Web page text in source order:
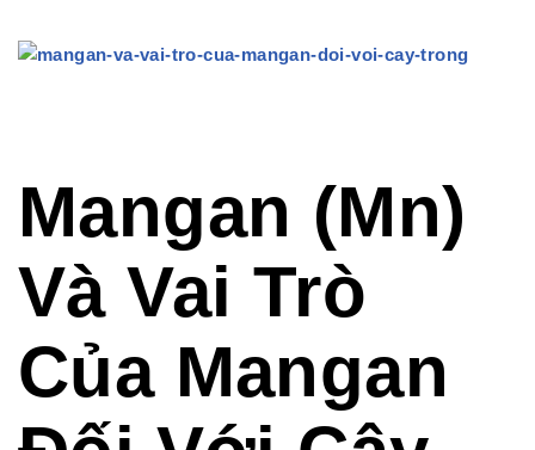
Mangan (Mn)
Và Vai Trò
Của Mangan